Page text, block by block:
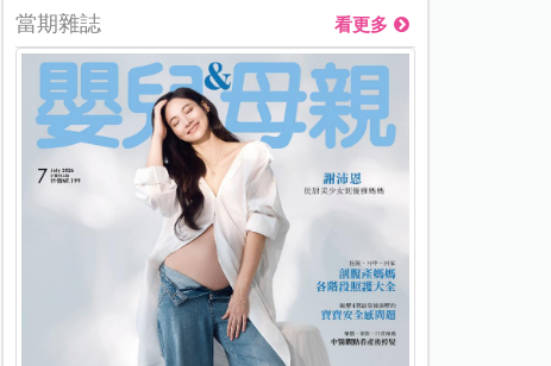
當期雜誌 看更多